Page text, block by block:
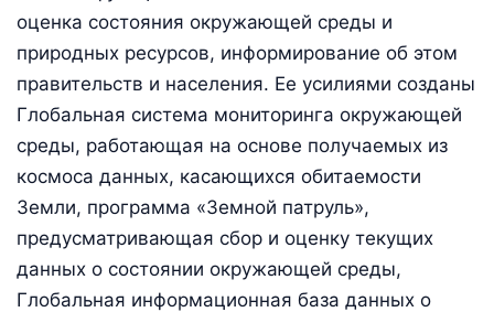
оценка состояния окружающей среды и
природных ресурсов, информирование об этом
правительств и населения. Ее усилиями созданы
Глобальная система мониторинга окружающей
среды, работающая на основе получаемых из
космоса данных, касающихся обитаемости
Земли, программа «Земной патруль»,
предусматривающая сбор и оценку текущих
данных о состоянии окружающей среды,
Глобальная информационная база данных о